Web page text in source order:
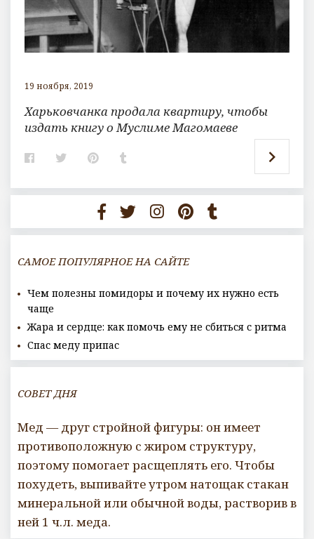
19 ноября, 2019
Харьковчанка продала квартиру, чтобы
издать книгу о Муслиме Магомаеве
F
e
o
k
T
t
r
P
t
e
r
e
s
b
l
r
САМОЕ ПОПУЛЯРНОЕ НА САЙТЕ
Чем полезны помидоры и почему их нужно есть
чаще
Жара и сердце: как помочь ему не сбиться с ритма
Спас меду припас
СОВЕТ ДНЯ
Мед — друг стройной фигуры: он имеет
противоположную с жиром структуру,
поэтому помогает расщеплять его. Чтобы
похудеть, выпивайте утром натощак стакан
минеральной или обычной воды, растворив в
ней 1 ч.л. меда.